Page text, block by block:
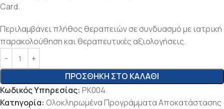
Card.
Περιλαμβάνει πλήθος θεραπειών σε συνδυασμό με ιατρική
παρακολούθηση και θεραπευτικές αξιολογήσεις.
ΠΡΟΣΘΉΚΗ ΣΤΟ ΚΑΛΆΘΙ
Κωδικός Υπηρεσίας: ΡΚ004
Κατηγορία: Ολοκληρωμένα Προγράμματα Αποκατάστασης